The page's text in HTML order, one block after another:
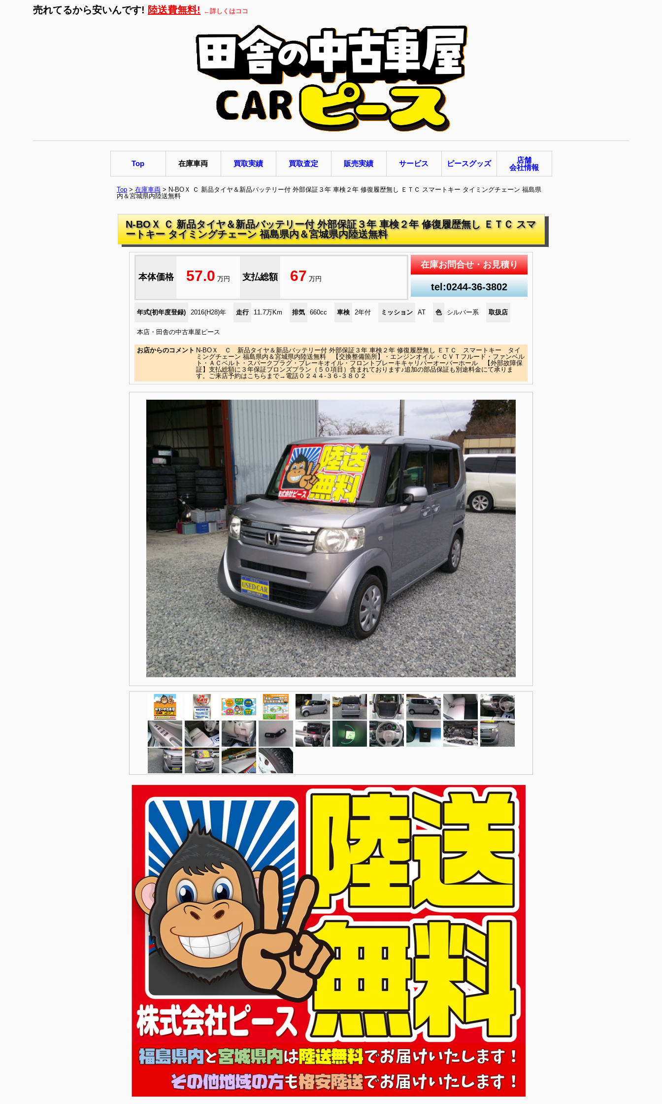
売れてるから安いんです! 陸送費無料! ←詳しくはココ
Top 在庫車両 買取実績 買取査定 販売実績 サービス ピースグッズ
店舗
会社情報
Top > 在庫車両 > N-BOＸ Ｃ 新品タイヤ＆新品バッテリー付 外部保証３年 車検２年 修復履歴無し ＥＴＣ スマートキー タイミングチェーン 福島県
内＆宮城県内陸送無料
N-BOＸ Ｃ 新品タイヤ＆新品バッテリー付 外部保証３年 車検２年 修復履歴無し ＥＴＣ スマ
ートキー タイミングチェーン 福島県内＆宮城県内陸送無料
本体価格 57.0 万円 支払総額 67 万円
在庫お問合せ・お見積り
tel:0244-36-3802
年式(初年度登録) 2016(H28)年 走行 11.7万Km 排気 660cc 車検 2年付 ミッション AT 色 シルバー系 取扱店
本店・田舎の中古車屋ピース
お店からのコメント N-BOＸ Ｃ 新品タイヤ＆新品バッテリー付 外部保証３年 車検２年 修復履歴無し ＥＴＣ スマートキー タイ
ミングチェーン 福島県内＆宮城県内陸送無料 【交換整備箇所】・エンジンオイル・ＣＶＴフルード・ファンベル
ト・ＡＣベルト・スパークプラグ・ブレーキオイル・フロントブレーキキャリパーオーバーホール 【外部故障保
証】支払総額に３年保証ブロンズプラン（５０項目）含まれております♪追加の部品保証も別途料金にて承りま
す。ご来店予約はこちらまで→電話０２４４-３６-３８０２